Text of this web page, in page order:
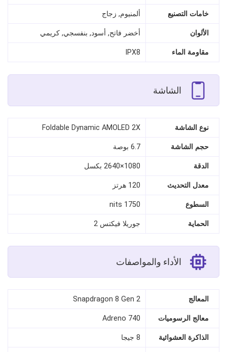
خامات التصنيع ألمنيوم, زجاج
الألوان أخضر فاتح, أسود, بنفسجي, كريمي
مقاومة الماء IPX8
الشاشة
نوع الشاشة Foldable Dynamic AMOLED 2X
حجم الشاشة 6.7 بوصة
الدقة 1080×2640 بكسل
معدل التحديث 120 هرتز
السطوع 1750 nits
الحماية جوريلا فيكتس 2
الأداء والمواصفات
المعالج Snapdragon 8 Gen 2
معالج الرسوميات Adreno 740
الذاكرة العشوائية 8 جيجا